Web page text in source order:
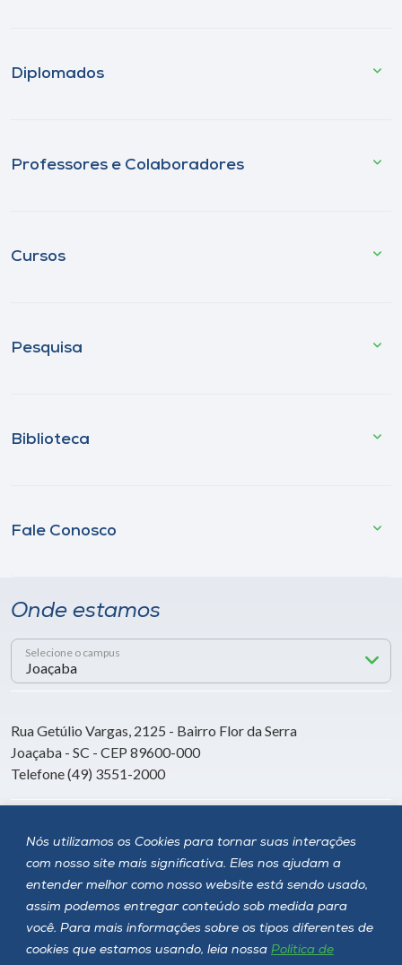
Nós utilizamos os Cookies para tornar suas interações
com nosso site mais significativa. Eles nos ajudam a
entender melhor como nosso website está sendo usado,
assim podemos entregar conteúdo sob medida para
você. Para mais informações sobre os tipos diferentes de
cookies que estamos usando, leia nossa Política de
Diplomados
Professores e Colaboradores
Cursos
Pesquisa
Biblioteca
Fale Conosco
Onde estamos
Selecione o campus
Rua Getúlio Vargas, 2125 - Bairro Flor da Serra
Joaçaba - SC - CEP 89600-000
Telefone (49) 3551-2000
Siga a Unoesc